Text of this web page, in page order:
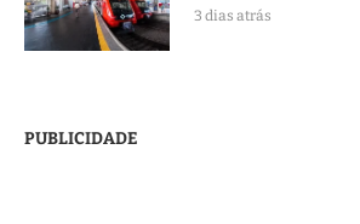
3 dias atrás
PUBLICIDADE